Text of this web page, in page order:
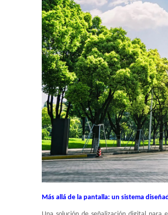
Más allá de la pantalla: un sistema